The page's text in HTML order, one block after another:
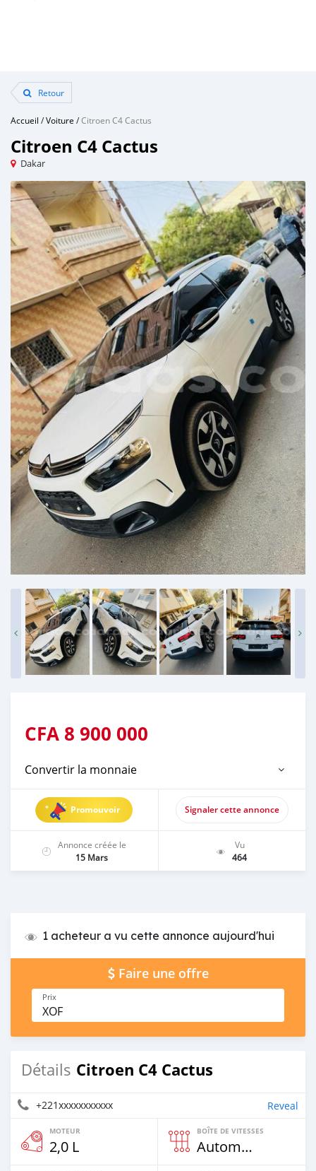
Retour
Accueil /Voiture /Citroen C4 Cactus
Citroen C4 Cactus
Dakar
CFA 8 900 000
Convertir la monnaie
Promouvoir Signaler cette annonce
Annonce créée le
15 Mars
Vu
464
1 acheteur a vu cette annonce aujourd'hui
Faire une offre
Prix
XOF
Détails Citroen C4 Cactus
+221xxxxxxxxxxx Reveal
MOTEUR
2,0 L
BOÎTE DE VITESSES
Automatique